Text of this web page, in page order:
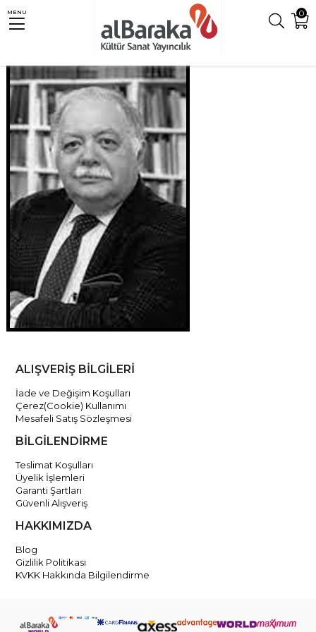
0
MENU
ALIŞVERİŞ BİLGİLERİ
İade ve Değişim Koşulları
Çerez(Cookie) Kullanımı
Mesafeli Satış Sözleşmesi
BİLGİLENDİRME
Teslimat Koşulları
Üyelik İşlemleri
Garanti Şartları
Güvenli Alışveriş
HAKKIMIZDA
Blog
Gizlilik Politikası
KVKK Hakkında Bilgilendirme